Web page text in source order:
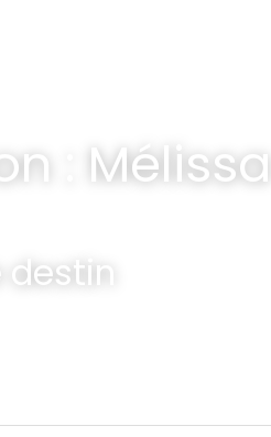
: Mélissa